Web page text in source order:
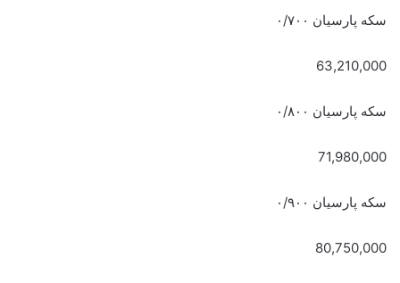
سکه پارسیان ۰/۷۰۰
63,210,000
سکه پارسیان ۰/۸۰۰
71,980,000
سکه پارسیان ۰/۹۰۰
80,750,000